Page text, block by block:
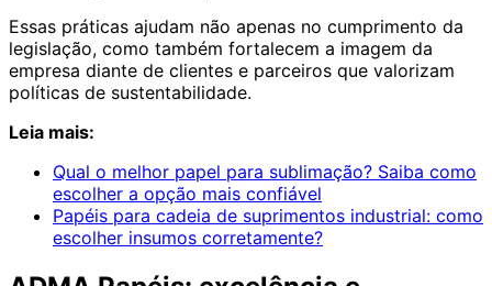
Essas práticas ajudam não apenas no cumprimento da
legislação, como também fortalecem a imagem da
empresa diante de clientes e parceiros que valorizam
políticas de sustentabilidade.
Leia mais:
Qual o melhor papel para sublimação? Saiba como
escolher a opção mais confiável
Papéis para cadeia de suprimentos industrial: como
escolher insumos corretamente?